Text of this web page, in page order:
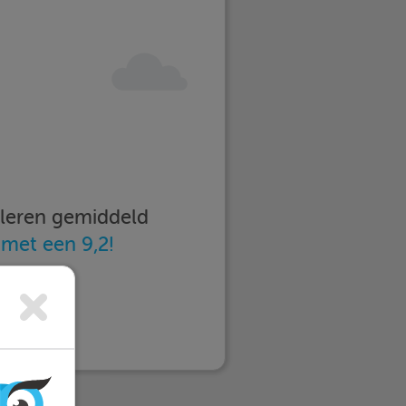
gemiddeld
met een 9,2!